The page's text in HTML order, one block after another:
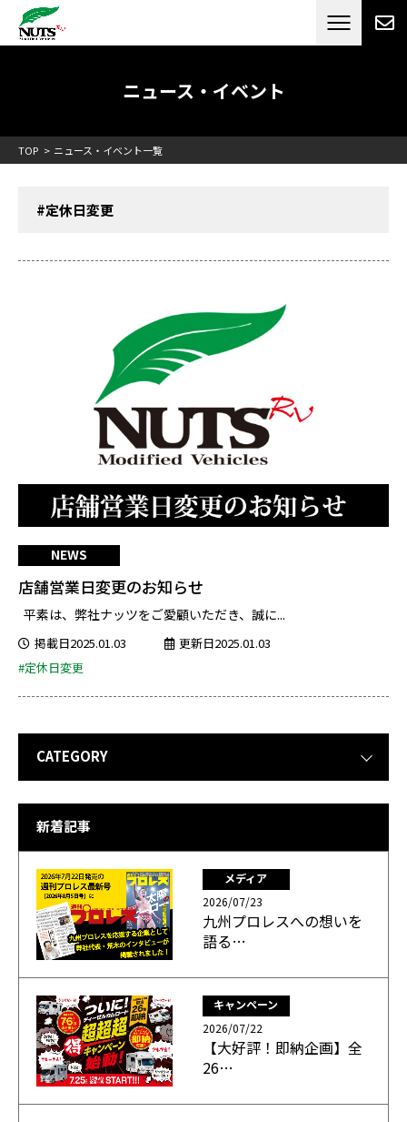
日本最大級のキャンピングカーメーカー
RV[テレビCM放送]
ニュース・イベント
TOP ニュース・イベント一覧
#定休日変更
NEWS
店舗営業日変更のお知らせ
平素は、弊社ナッツをご愛顧いただき、誠に...
掲載日2025.01.03
更新日2025.01.03
#定休日変更
CATEGORY
新着記事
メディア
2026/07/23
九州プロレスへの想いを
語る…
キャンペーン
2026/07/22
【大好評！即納企画】全
26…